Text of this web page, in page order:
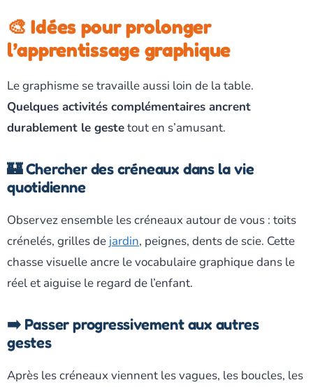
🎨 Idées pour prolonger
l’apprentissage graphique
Le graphisme se travaille aussi loin de la table.
Quelques activités complémentaires ancrent
durablement le gestetout en s’amusant.
🏰 Chercher des créneaux dans la vie
quotidienne
Observez ensemble les créneaux autour de vous : toits
crénelés, grilles de jardin, peignes, dents de scie. Cette
chasse visuelle ancre le vocabulaire graphique dans le
réel et aiguise le regard de l’enfant.
➡️ Passer progressivement aux autres
gestes
Après les créneaux viennent les vagues, les boucles, les